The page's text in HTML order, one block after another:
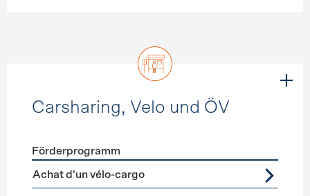
Carsharing, Velo und ÖV
Förderprogramme
Förderprogramm
Achat d'un vélo-cargo